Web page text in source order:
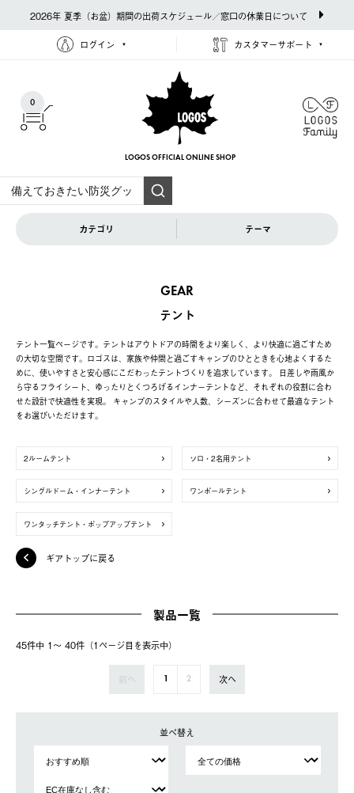
2026年 夏季（お盆）期間の出荷スケジュール／窓口の休業日について
ログイン カスタマーサポート
0
LOGOS OFFICIAL ONLINE SHOP
カテゴリ テーマ
GEAR
テント
テント一覧ページです。テントはアウトドアの時間をより楽しく、より快適に過ごすため
の大切な空間です。ロゴスは、家族や仲間と過ごすキャンプのひとときを心地よくするた
めに、使いやすさと安心感にこだわったテントづくりを追求しています。 日差しや雨風か
ら守るフライシート、ゆったりとくつろげるインナーテントなど、それぞれの役割に合わ
せた設計で快適性を実現。 キャンプのスタイルや人数、シーズンに合わせて最適なテント
をお選びいただけます。
2ルームテント ソロ・2名用テント
シングルドーム・インナーテント ワンポールテント
ワンタッチテント・ポップアップテント
ギアトップに戻る
製品一覧
45件中 1〜 40件（1ページ⽬を表⽰中）
前へ 1 2 次へ
並べ替え